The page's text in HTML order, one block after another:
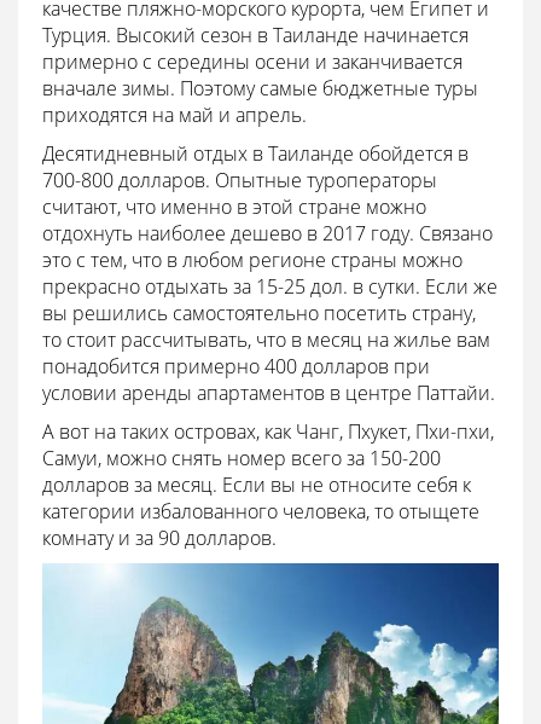
качестве пляжно-морского курорта, чем Египет и
Турция. Высокий сезон в Таиланде начинается
примерно с середины осени и заканчивается
вначале зимы. Поэтому самые бюджетные туры
приходятся на май и апрель.
Десятидневный отдых в Таиланде обойдется в
700-800 долларов. Опытные туроператоры
считают, что именно в этой стране можно
отдохнуть наиболее дешево в 2017 году. Связано
это с тем, что в любом регионе страны можно
прекрасно отдыхать за 15-25 дол. в сутки. Если же
вы решились самостоятельно посетить страну,
то стоит рассчитывать, что в месяц на жилье вам
понадобится примерно 400 долларов при
условии аренды апартаментов в центре Паттайи.
А вот на таких островах, как Чанг, Пхукет, Пхи-пхи,
Самуи, можно снять номер всего за 150-200
долларов за месяц. Если вы не относите себя к
категории избалованного человека, то отыщете
комнату и за 90 долларов.